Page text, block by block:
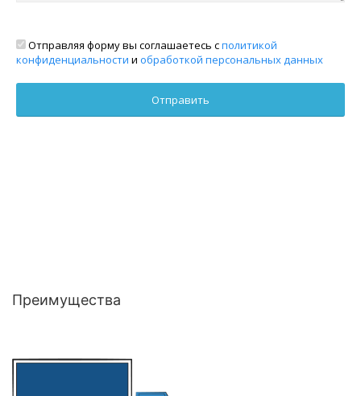
Отправляя форму вы соглашаетесь сполитикой
конфиденциальности и обработкой персональных данных
Преимущества